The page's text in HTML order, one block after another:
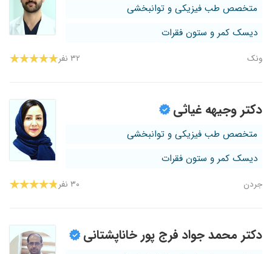
متخصص طب فیزیکی و توانبخشی
دیسک کمر و ستون فقرات
ونک ۳۲ نفر
دکتر وجیهه غیاثی
متخصص طب فیزیکی و توانبخشی
دیسک کمر و ستون فقرات
جردن ۳۰ نفر
دکتر محمد جواد فرج پور خاناپشتانی